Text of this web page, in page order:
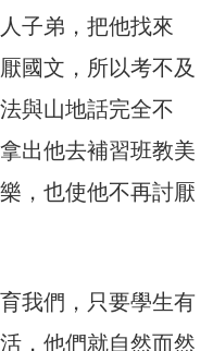
子弟，把他找來
國文，所以考不及
與山地話完全不
出他去補習班教美
，也使他不再討厭
我們，只要學生有
，他們就自然而然